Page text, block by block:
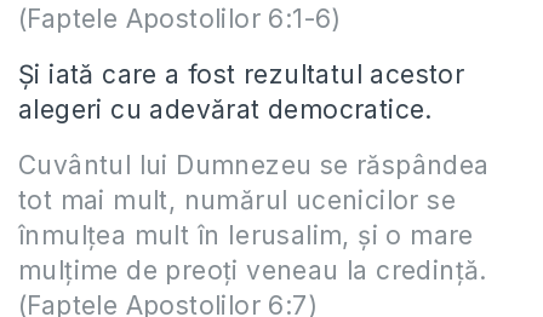
(Faptele Apostolilor 6:1-6)
Şi iată care a fost rezultatul acestor
alegeri cu adevărat democratice.
Cuvântul lui Dumnezeu se răspândea
tot mai mult, numărul ucenicilor se
înmulţea mult în Ierusalim, şi o mare
mulţime de preoţi veneau la credinţă.
(Faptele Apostolilor 6:7)